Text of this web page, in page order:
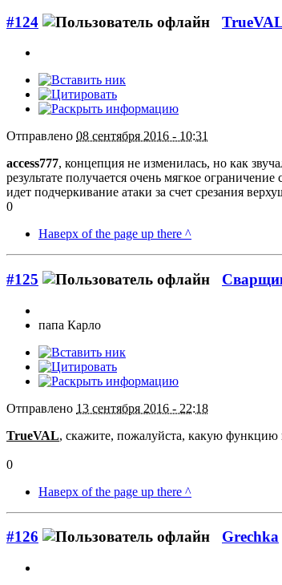
#124
Отправлено 08 сентября 2016 - 10:31
access777, концепция не изменилась, но как
результате получается очень мягкое
идет подчеркивание атаки за счет срезания
0
Наверх of the page up there ^
#125
папа Карло
Отправлено 13 сентября 2016 - 22:18
TrueVAL, скажите, пожалуйста, какую функцию
0
Наверх of the page up there ^
#126 Grechka